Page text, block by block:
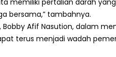
memiliki pertalian darah
bersama,” tambahnya.
Afif Nasution, dalam
terus menjadi wadah